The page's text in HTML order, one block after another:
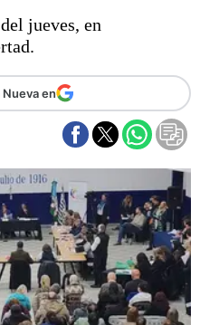
Olímpico
del Sur
y finanzas
el campo
empresas
jueves, en
en